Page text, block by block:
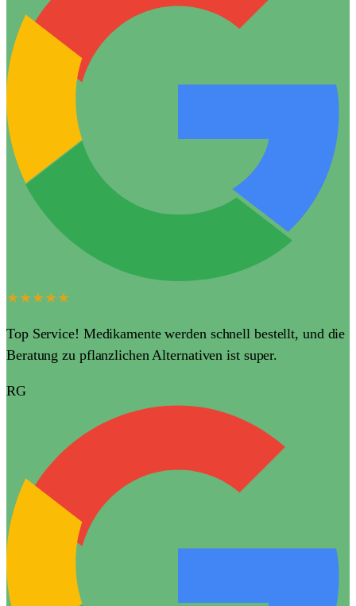
★★★★★
Top Service! Medikamente werden schnell bestellt, und die
Beratung zu pflanzlichen Alternativen ist super.
RG